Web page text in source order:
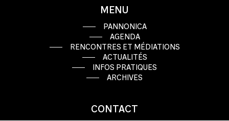
MENU
PANNONICA
AGENDA
RENCONTRES ET MÉDIATIONS
ACTUALITÉS
INFOS PRATIQUES
ARCHIVES
CONTACT